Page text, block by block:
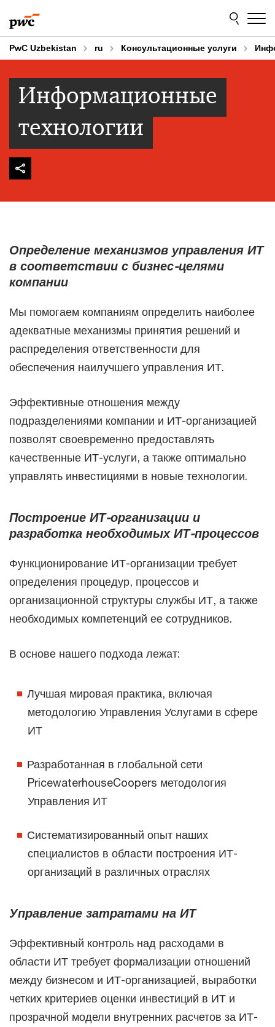
to
content
to
footer
PwC Uzbekistan ru Консультационные услуги
Информационные
технологии
Определение механизмов управления ИТ
в соответствии с бизнес-целями
компании
Мы помогаем компаниям определить наиболее
адекватные механизмы принятия решений и
распределения ответственности для
обеспечения наилучшего управления ИТ.
Эффективные отношения между
подразделениями компании и ИТ-организацией
позволят своевременно предоставлять
качественные ИТ-услуги, а также оптимально
управлять инвестициями в новые технологии.
Построение ИТ-организации и
разработка необходимых ИТ-процессов
Функционирование ИТ-организации требует
определения процедур, процессов и
организационной структуры службы ИТ, а также
необходимых компетенций ее сотрудников.
В основе нашего подхода лежат:
Лучшая мировая практика, включая
методологию Управления Услугами в сфере
ИТ
Разработанная в глобальной сети
PricewaterhouseCoopers методология
Управления ИТ
Систематизированный опыт наших
специалистов в области построения ИТ-
организаций в различных отраслях
Управление затратами на ИТ
Эффективный контроль над расходами в
области ИТ требует формализации отношений
между бизнесом и ИТ-организацией, выработки
четких критериев оценки инвестиций в ИТ и
прозрачной модели внутренних расчетов за ИТ-